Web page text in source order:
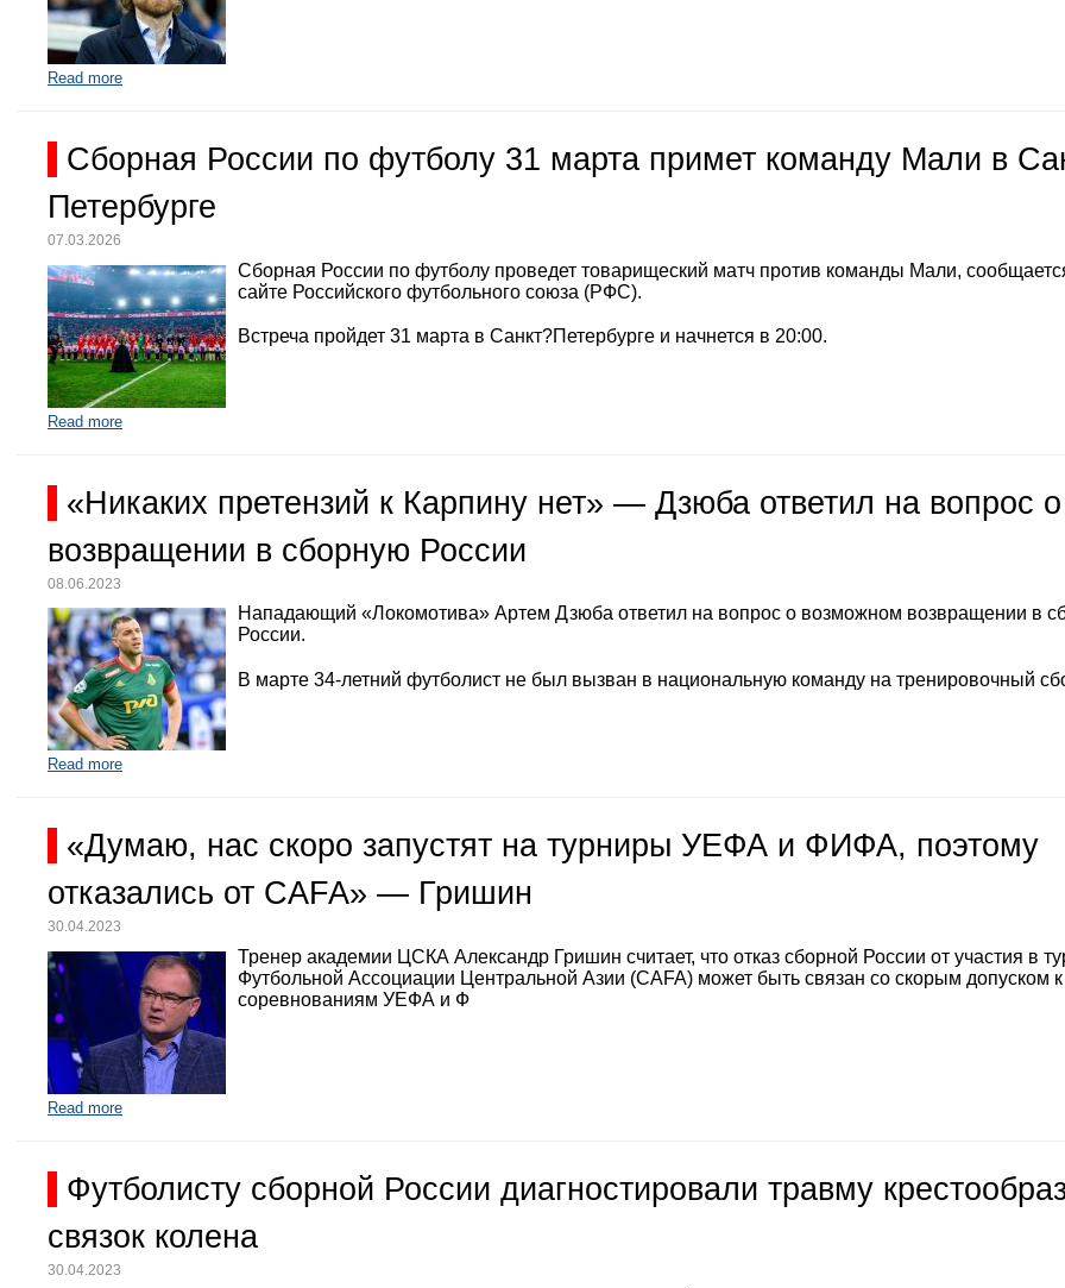
Read more
Сборная России по футболу 31 марта примет команду Мали в
Петербурге
07.03.2026
Сборная России по футболу проведет товарищеский матч против команды Мали,
сайте Российского футбольного союза (РФС).
Встреча пройдет 31 марта в Санкт?Петербурге и начнется в 20:00.
Read more
«Никаких претензий к Карпину нет» — Дзюба ответил на вопрос о
возвращении в сборную России
08.06.2023
Нападающий «Локомотива» Артем Дзюба ответил на вопрос о возможном возвращении в
России.
В марте 34-летний футболист не был вызван в национальную команду на тренировочный
Read more
«Думаю, нас скоро запустят на турниры УЕФА и ФИФА, поэтому
отказались от CAFA» — Гришин
30.04.2023
Тренер академии ЦСКА Александр Гришин считает, что отказ сборной России от участия в
Футбольной Ассоциации Центральной Азии (CAFA) может быть связан со скорым допуском к
соревнованиям УЕФА и Ф
Read more
Футболисту сборной России диагностировали травму
связок колена
30.04.2023